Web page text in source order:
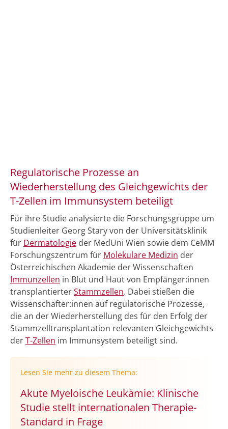
Regulatorische Prozesse an
Wiederherstellung des Gleichgewichts der
T-Zellen im Immunsystem beteiligt
Für ihre Studie analysierte die Forschungsgruppe um
Studienleiter Georg Stary von der Universitätsklinik
für Dermatologie der MedUni Wien sowie dem CeMM
Forschungszentrum für Molekulare Medizin der
Österreichischen Akademie der Wissenschaften
Immunzellen in Blut und Haut von Empfänger:innen
transplantierterStammzellen. Dabei stießen die
Wissenschafter:innen auf regulatorische Prozesse,
die an der Wiederherstellung des für den Erfolg der
Stammzelltransplantation relevanten Gleichgewichts
derT-Zellen im Immunsystem beteiligt sind.
Lesen Sie mehr zu diesem Thema:
Akute Myeloische Leukämie: Klinische
Studie stellt internationalen Therapie-
Standard in Frage